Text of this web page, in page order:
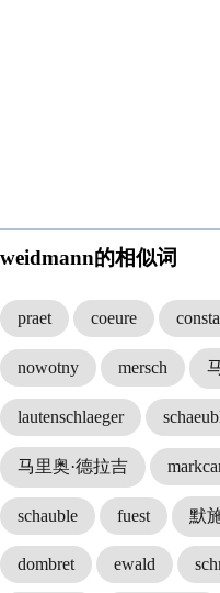
weidmann的相似词
praet coeure
nowotny mersch
lautenschlaeger
马里奥·德拉吉
schauble fuest 默
dombret ewald